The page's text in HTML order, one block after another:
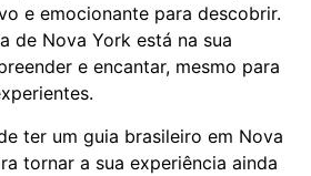
e emocionante para descobrir.
de Nova York está na sua
e encantar, mesmo para
ter um guia brasileiro em Nova
tornar a sua experiência ainda